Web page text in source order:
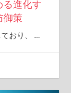
る進化す
御策
おり、 …